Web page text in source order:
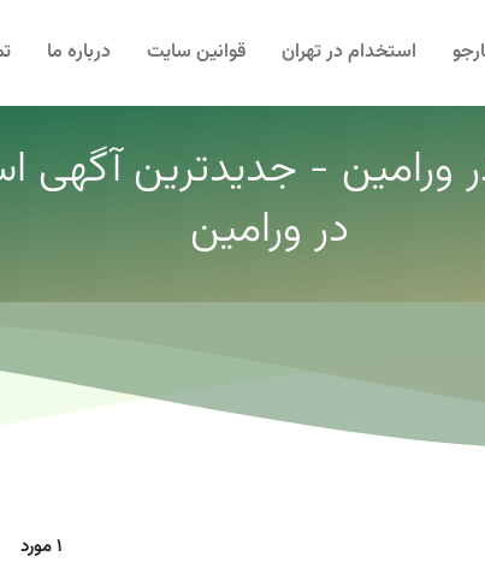
استخدام در تهران قوانین سایت درباره ما
ورامین - جدیدترین آگهی
در ورامین
1 مورد